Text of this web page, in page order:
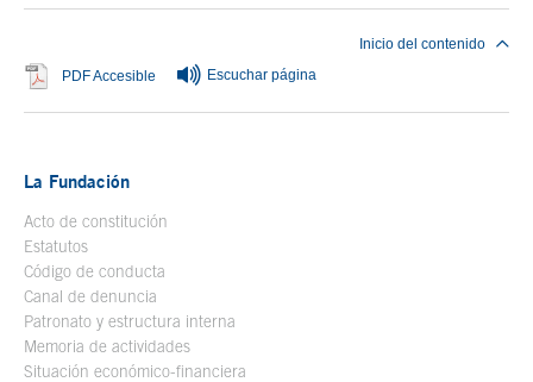
PDF Accesible Se abre en ventana nueva
Escuchar página
Inicio del contenido
La Fundación
Acto de constitución
Estatutos
Código de conducta
Canal de denuncia
Patronato y estructura interna
Memoria de actividades
Situación económico-financiera